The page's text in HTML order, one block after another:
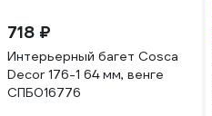
718 ₽
Интерьерный багет Cosca
Decor 176-1 64 мм, венге
СПБ016776